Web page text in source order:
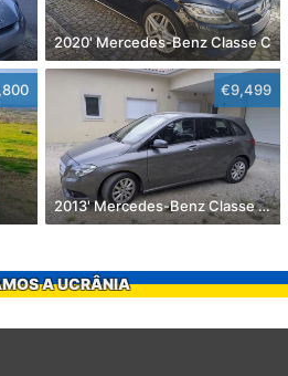
2020' Mercedes-Benz Classe C
€9,499
2013' Mercedes-Benz Classe B Cdi Style Aut.
A UCRÂNIA